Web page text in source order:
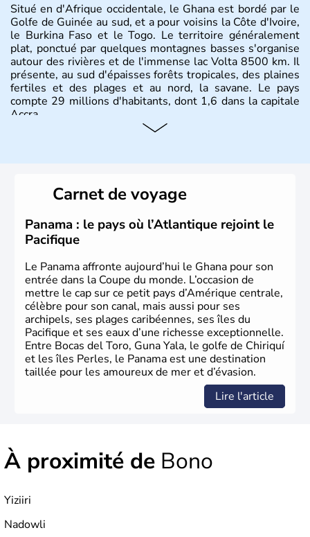
Situé en d'Afrique occidentale, le Ghana est bordé par le
Golfe de Guinée au sud, et a pour voisins la Côte d'Ivoire,
le Burkina Faso et le Togo. Le territoire généralement
plat, ponctué par quelques montagnes basses s'organise
autour des rivières et de l'immense lac Volta 8500 km. Il
présente, au sud d'épaisses forêts tropicales, des plaines
fertiles et des plages et au nord, la savane. Le pays
compte 29 millions d'habitants, dont 1,6 dans la capitale
Accra.
Carnet de voyage
Panama : le pays où l’Atlantique rejoint le
Pacifique
Le Panama affronte aujourd’hui le Ghana pour son
entrée dans la Coupe du monde. L’occasion de
mettre le cap sur ce petit pays d’Amérique centrale,
célèbre pour son canal, mais aussi pour ses
archipels, ses plages caribéennes, ses îles du
Pacifique et ses eaux d’une richesse exceptionnelle.
Entre Bocas del Toro, Guna Yala, le golfe de Chiriquí
et les îles Perles, le Panama est une destination
taillée pour les amoureux de mer et d’évasion.
Lire l'article
À proximité de Bono
Yiziiri
Nadowli